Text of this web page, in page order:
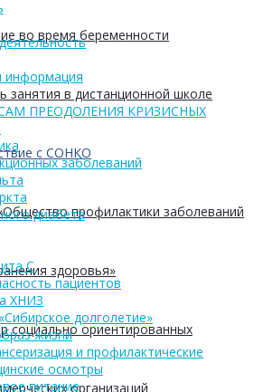
во время беременности
занятия в дистанционной школе
с СОНКО
профилактики заболеваний
здоровья»
социально ориентированных
организаций
информация
ПРЕОДОЛЕНИЯ КРИЗИСНЫХ
заболеваний
диабета
С
пациентов
ХНИЗ
долголетие»
жизни
и профилактические
осмотры
питание